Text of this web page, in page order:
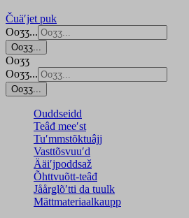
Čuäʹjet puk
Ooʒʒ...
Ooʒʒ...
Ooʒʒ
Ooʒʒ...
Ooʒʒ...
Ouddseidd
Teâđ meeʹst
Tuʹmmstõktuâjj
Vasttõsvuuʹd
Ääiʹjpoddsaž
Õhttvuõtt-teâđ
Jåårǥlõʹtti da tuulk
Mättmateriaalkaupp